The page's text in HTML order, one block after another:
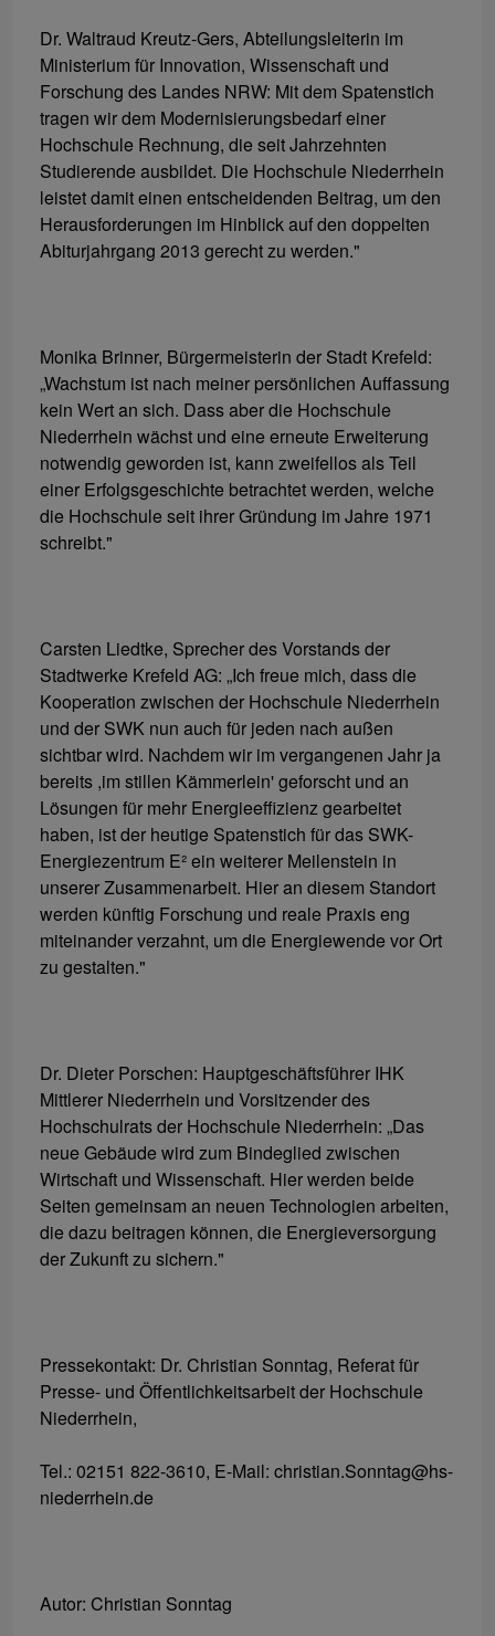
Dr. Waltraud Kreutz-Gers, Abteilungsleiterin im
Ministerium für Innovation, Wissenschaft und
Forschung des Landes NRW: Mit dem Spatenstich
tragen wir dem Modernisierungsbedarf einer
Hochschule Rechnung, die seit Jahrzehnten
Studierende ausbildet. Die Hochschule Niederrhein
leistet damit einen entscheidenden Beitrag, um den
Herausforderungen im Hinblick auf den doppelten
Abiturjahrgang 2013 gerecht zu werden."
Monika Brinner, Bürgermeisterin der Stadt Krefeld:
„Wachstum ist nach meiner persönlichen Auffassung
kein Wert an sich. Dass aber die Hochschule
Niederrhein wächst und eine erneute Erweiterung
notwendig geworden ist, kann zweifellos als Teil
einer Erfolgsgeschichte betrachtet werden, welche
die Hochschule seit ihrer Gründung im Jahre 1971
schreibt."
Carsten Liedtke, Sprecher des Vorstands der
Stadtwerke Krefeld AG: „Ich freue mich, dass die
Kooperation zwischen der Hochschule Niederrhein
und der SWK nun auch für jeden nach außen
sichtbar wird. Nachdem wir im vergangenen Jahr ja
bereits ,im stillen Kämmerlein' geforscht und an
Lösungen für mehr Energieeffizienz gearbeitet
haben, ist der heutige Spatenstich für das SWK-
Energiezentrum E² ein weiterer Meilenstein in
unserer Zusammenarbeit. Hier an diesem Standort
werden künftig Forschung und reale Praxis eng
miteinander verzahnt, um die Energiewende vor Ort
zu gestalten."
Dr. Dieter Porschen: Hauptgeschäftsführer IHK
Mittlerer Niederrhein und Vorsitzender des
Hochschulrats der Hochschule Niederrhein: „Das
neue Gebäude wird zum Bindeglied zwischen
Wirtschaft und Wissenschaft. Hier werden beide
Seiten gemeinsam an neuen Technologien arbeiten,
die dazu beitragen können, die Energieversorgung
der Zukunft zu sichern."
Pressekontakt: Dr. Christian Sonntag, Referat für
Presse- und Öffentlichkeitsarbeit der Hochschule
Niederrhein,
Tel.: 02151 822-3610, E-Mail: christian.Sonntag@hs-
niederrhein.de
Autor: Christian Sonntag